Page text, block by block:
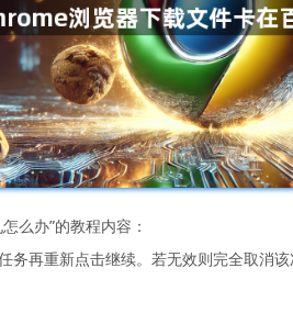
么办”的教程内容：
再重新点击继续。若无效则完全取消